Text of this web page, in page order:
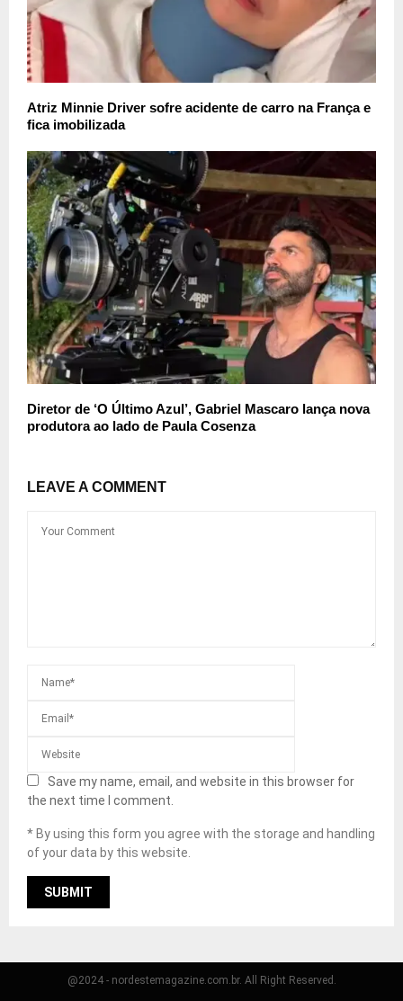
Atriz Minnie Driver sofre acidente de carro na França e
fica imobilizada
Diretor de ‘O Último Azul’, Gabriel Mascaro lança nova
produtora ao lado de Paula Cosenza
LEAVE A COMMENT
Save my name, email, and website in this browser for
the next time I comment.
* By using this form you agree with the storage and handling
of your data by this website.
@2024 - nordestemagazine.com.br. All Right Reserved.